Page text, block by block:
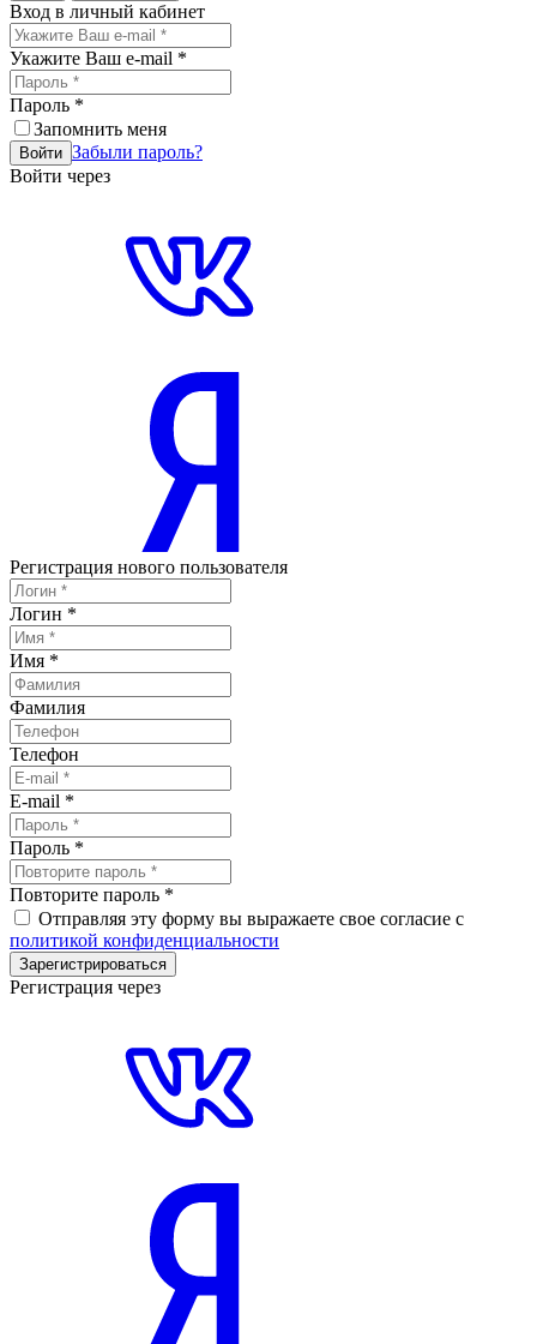
Вход в личный кабинет
Укажите Ваш e-mail *
Пароль *
Запомнить меня
Войти Забыли пароль?
Войти через
Регистрация нового пользователя
Логин *
Имя *
Фамилия
Телефон
E-mail *
Пароль *
Повторите пароль *
Отправляя эту форму вы выражаете свое согласие с
политикой конфиденциальности
Зарегистрироваться
Регистрация через